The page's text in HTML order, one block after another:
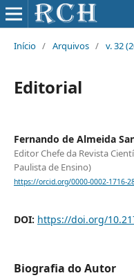
Início / Arquivos / v. 32
Editorial
Fernando de Almeida
Editor Chefe da Revista
Paulista de Ensino)
https://orcid.org/0000-0002-1716-
DOI: https://doi.org/
Biografia do Autor